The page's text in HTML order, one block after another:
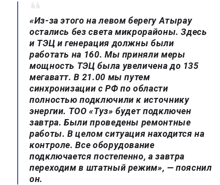
«Из-за этого на левом берегу Атырау
остались без света микрорайоны. Здесь
и ТЭЦ и генерация должны были
работать на 160. Мы приняли меры
мощность ТЭЦ была увеличена до 135
мегаватт. В 21.00 мы путем
синхронизации с РФ по области
полностью подключили к источнику
энергии. ТОО «Туз» будет подключен
завтра. Были проведены ремонтные
работы. В целом ситуация находится на
контроле. Все оборудование
подключается постепенно, а завтра
переходим в штатный режим», — пояснил
он.